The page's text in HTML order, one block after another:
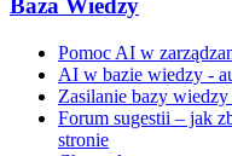
Baza Wiedzy
Pomoc AI w
AI w bazie wiedzy -
Zasilanie bazy
Forum sugestii – jak
stronie